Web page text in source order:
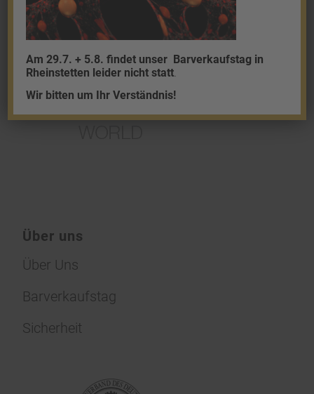
Silber
Über uns
Über Uns
Barverkaufstag
Sicherheit
Am 29.7. + 5.8. findet unser Barverkaufstag in
Rheinstetten leider nicht statt
Wir bitten um Ihr Verständnis!